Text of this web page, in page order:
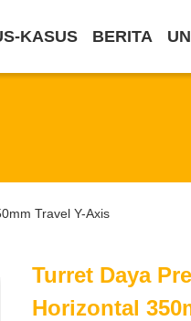
KASUS BERITA
Travel Y-Axis
Turret Daya
Horizontal